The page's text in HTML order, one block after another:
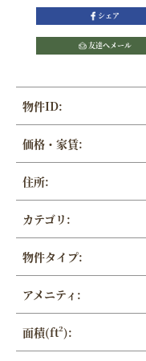
シェア
友達へメール
物件ID:
価格・家賃:
住所:
カテゴリ:
物件タイプ:
アメニティ:
面積(ft²):